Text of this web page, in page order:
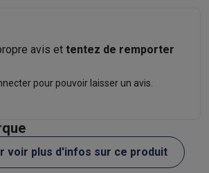
Enceintes Bluetooth avec des éco-
éco-chequesTablettes avec des éco-
Recyclez votre vieux électro
avis et tentez de remporter
pour pouvoir laisser un avis.
voir plus d'infos sur ce produit